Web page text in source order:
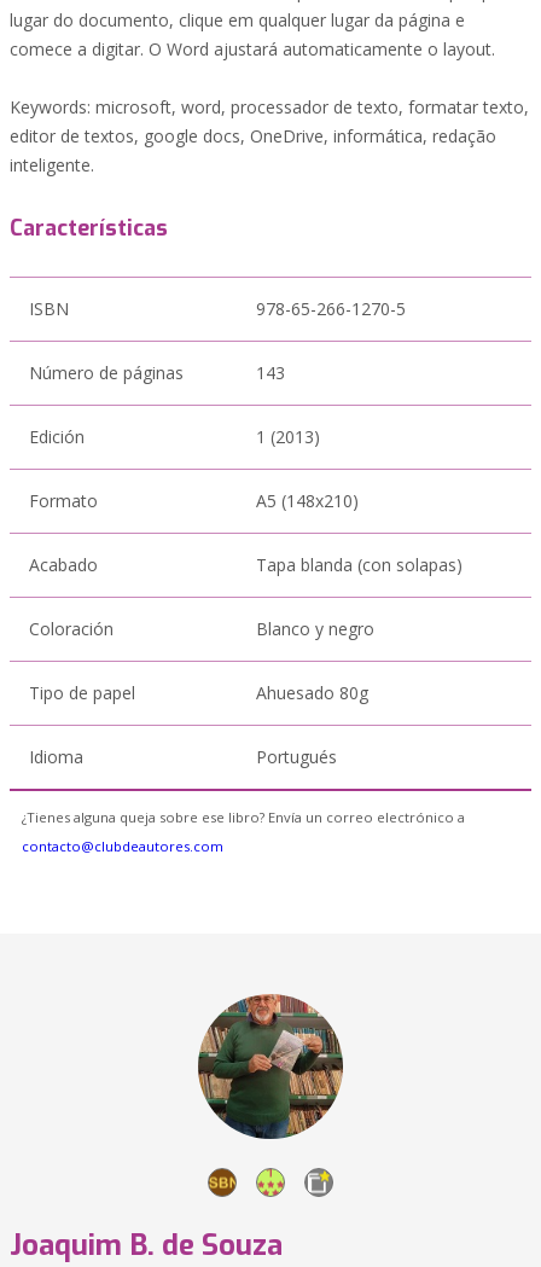
lugar do documento, clique em qualquer lugar da página e
comece a digitar. O Word ajustará automaticamente o layout.
Keywords: microsoft, word, processador de texto, formatar texto,
editor de textos, google docs, OneDrive, informática, redação
inteligente.
Características
ISBN 978-65-266-1270-5
Número de páginas 143
Edición 1 (2013)
Formato A5 (148x210)
Acabado Tapa blanda (con solapas)
Coloración Blanco y negro
Tipo de papel Ahuesado 80g
Idioma Portugués
¿Tienes alguna queja sobre ese libro? Envía un correo electrónico a
contacto@clubdeautores.com
Joaquim B. de Souza